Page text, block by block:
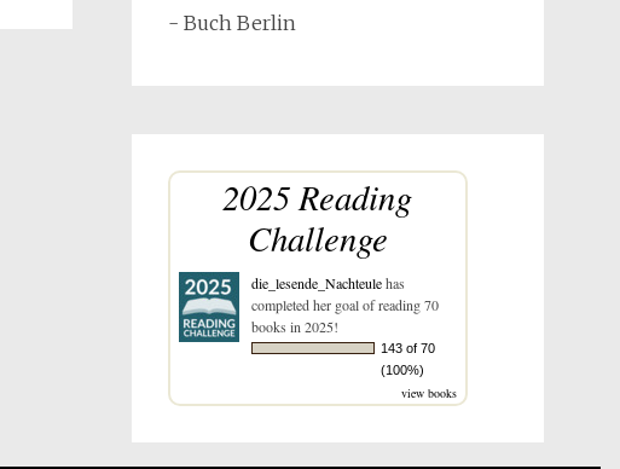
- Buch Berlin
2025 Reading
Challenge
die_lesende_Nachteulehas
completed her goal of reading 70
books in 2025!
143 of 70
(100%)
view books